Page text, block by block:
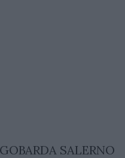
SALERNO